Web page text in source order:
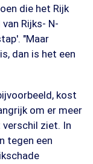
die het Rijk
Rijks- N-
"Maar
dan is het een
kost
om er meer
ziet. In
tegen een